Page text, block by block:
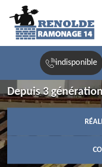
indisponible
Depuis 3